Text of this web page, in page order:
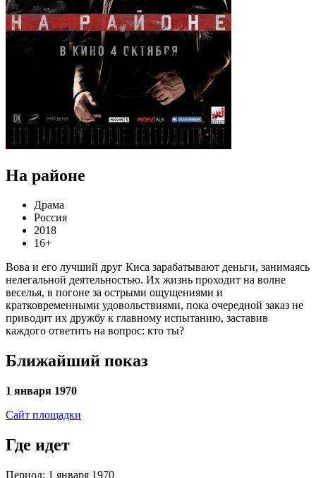
На районе
Драма
Россия
2018
16+
Вова и его лучший друг Киса зарабатывают деньги, занимаясь
нелегальной деятельностью. Их жизнь проходит на волне
веселья, в погоне за острыми ощущениями и
кратковременными удовольствиями, пока очередной заказ не
приводит их дружбу к главному испытанию, заставив
каждого ответить на вопрос: кто ты?
Ближайший показ
1 января 1970
Сайт площадки
Где идет
Период: 1 января 1970